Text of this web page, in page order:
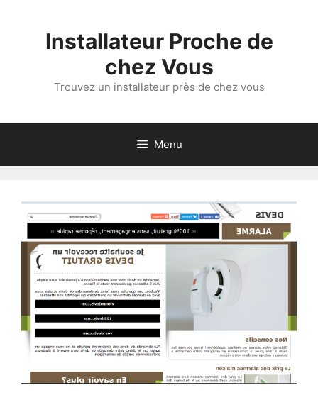
Installateur Proche de
chez Vous
Trouvez un installateur près de chez vous
Menu